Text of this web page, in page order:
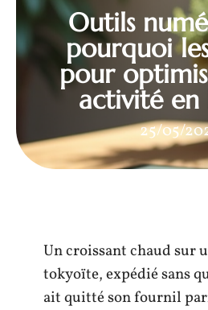
Outils
pourquoi
pour
activité en
25/05/
Un croissant chaud sur
tokyoïte, expédié sans
ait quitté son fournil